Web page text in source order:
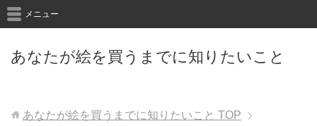
あなたが絵を買うまでに知りたいこと
メニュー
あなたが絵を買うまでに知りたいこと TOP